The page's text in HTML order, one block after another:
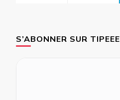
S’ABONNER SUR TIPEEE